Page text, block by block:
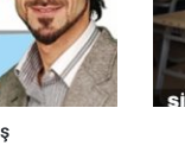
r
-
e